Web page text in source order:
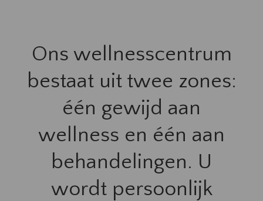
Ons wellnesscentrum
bestaat uit twee zones:
één gewijd aan
wellness en één aan
behandelingen. U
wordt persoonlijk